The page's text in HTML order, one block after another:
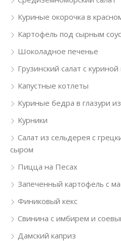
Куриные окорочка в
Картофель под сырным
Шоколадное печенье
Грузинский салат с
Капустные котлеты
Куриные бедра в глазури
Курники
Салат из сельдерея с
сыром
Пицца на Песах
Запеченный картофель с
Финиковый кекс
Свинина с имбирем и
Дамский каприз